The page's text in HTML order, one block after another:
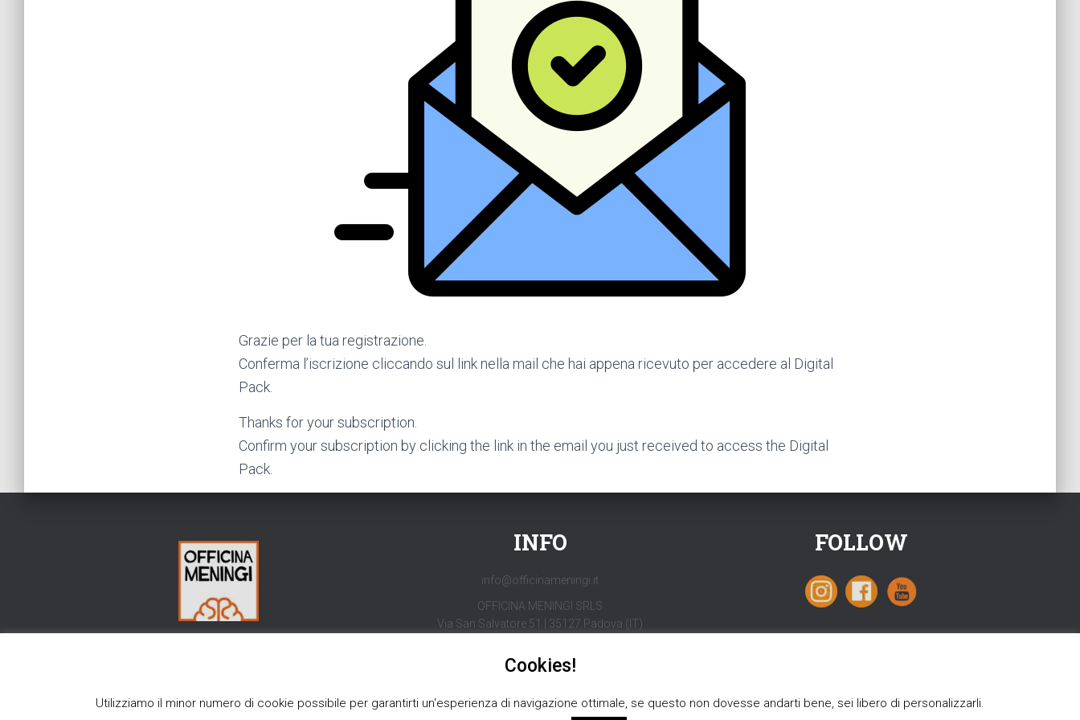
Grazie per la tua registrazione.
Conferma l’iscrizione cliccando sul link nella mail che hai appena ricevuto per accedere al Digital
Pack.
Thanks for your subscription.
Confirm your subscription by clicking the link in the email you just received to access the Digital
Pack.
INFO
info@officinameningi.it
OFFICINA MENINGI SRLS
Via San Salvatore 51 | 35127 Padova (IT)
FOLLOW
Cookies!
Utilizziamo il minor numero di cookie possibile per garantirti un'esperienza di navigazione ottimale, se questo non dovesse andarti bene, sei libero di personalizzarli.